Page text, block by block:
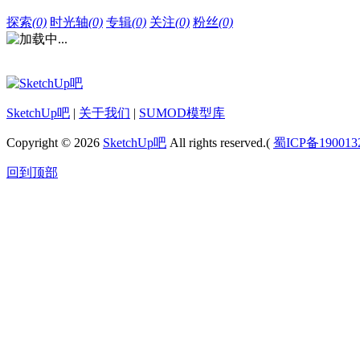
探索(0) 时光轴(0) 专辑(0) 关注(0) 粉丝(0)
SketchUp吧 | 关于我们 | SUMOD模型库
Copyright © 2026 SketchUp吧 All rights reserved.( 蜀ICP备
回到顶部